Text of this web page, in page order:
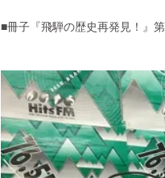
■冊子『飛騨の歴史再発見！』